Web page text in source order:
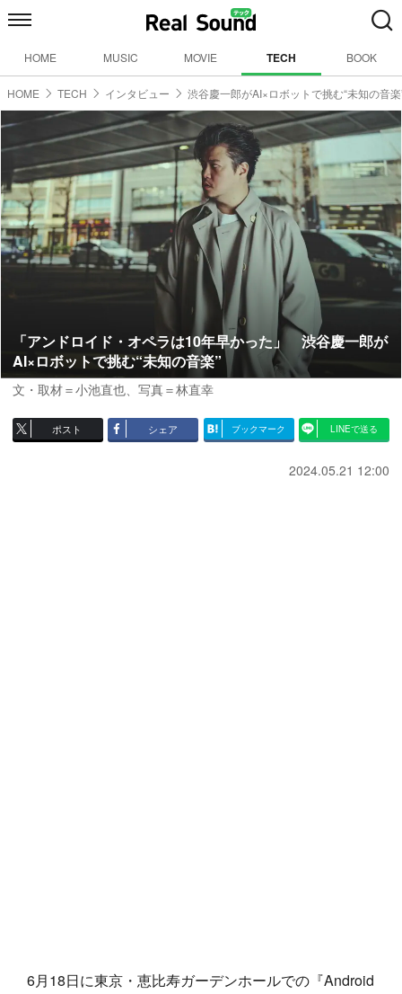
HOME MUSIC MOVIE TECH BOOK
HOME TECH インタビュー 渋谷慶一郎がAI×ロボットで挑む“未知の音楽
「アンドロイド・オペラは10年早かった」 渋谷慶一郎が
AI×ロボットで挑む“未知の音楽”
文・取材＝小池直也、 写真＝林直幸
ポスト シェア ブックマーク LINEで送る
2024.05.21 12:00
6月18日に東京・恵比寿ガーデンホールでの『Android